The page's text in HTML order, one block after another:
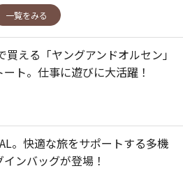
一覧をみる
買える「ヤングアンドオルセン」
ト。仕事に遊びに大活躍！
。快適な旅をサポートする多機
ンバッグが登場！